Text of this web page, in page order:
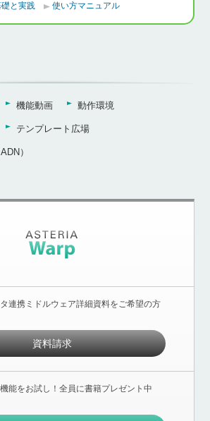
と実践
使い方マニュアル
機能動画 動作環境
テンプレート広場
）
連携ミドルウェア詳細資料をご希望の方
資料請求
能をお試し！全員に書籍プレゼント中